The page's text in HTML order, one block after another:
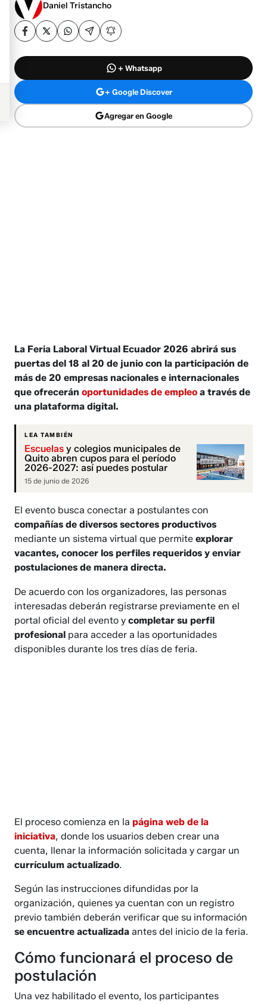
Daniel Tristancho
+ Whatsapp
+ Google Discover
Agregar en Google
La Feria Laboral Virtual Ecuador 2026 abrirá sus
puertas del 18 al 20 de junio con la participación de
más de 20 empresas nacionales e internacionales
que ofreceránoportunidades de empleo a través de
una plataforma digital.
LEA TAMBIÉN
Escuelas y colegios municipales de
Quito abren cupos para el período
2026-2027: así puedes postular
15 de junio de 2026
El evento busca conectar a postulantes con
compañías de diversos sectores productivos
mediante un sistema virtual que permiteexplorar
vacantes, conocer los perfiles requeridos y enviar
postulaciones de manera directa.
De acuerdo con los organizadores, las personas
interesadas deberán registrarse previamente en el
portal oficial del evento ycompletar su perfil
profesional para acceder a las oportunidades
disponibles durante los tres días de feria.
El proceso comienza en lapágina web de la
iniciativa, donde los usuarios deben crear una
cuenta, llenar la información solicitada y cargar un
currículum actualizado.
Según las instrucciones difundidas por la
organización, quienes ya cuentan con un registro
previo también deberán verificar que su información
se encuentre actualizada antes del inicio de la feria.
Cómo funcionará el proceso de
postulación
Una vez habilitado el evento, los participantes